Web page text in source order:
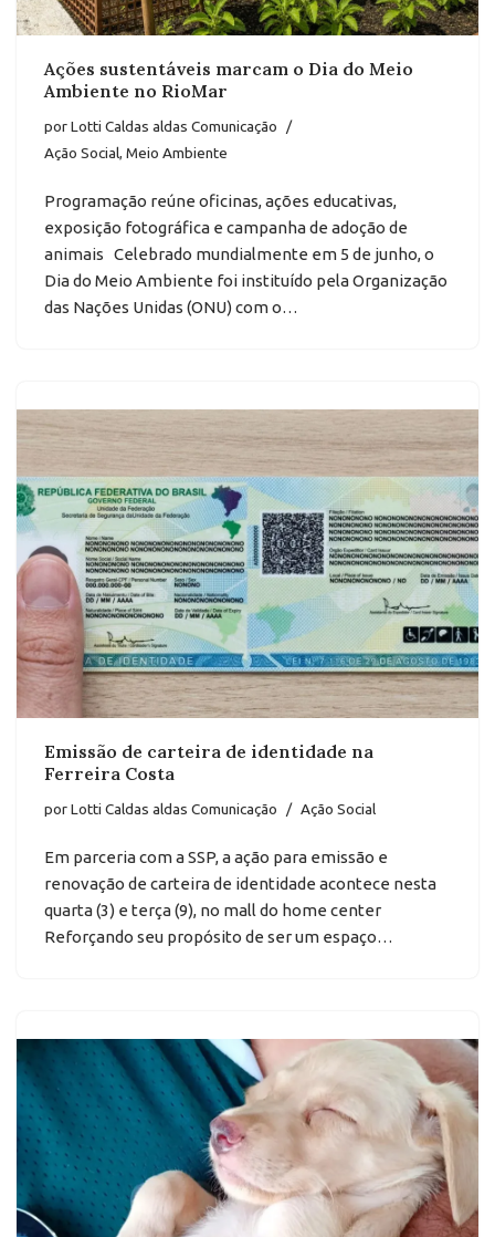
Ações sustentáveis marcam o Dia do Meio
Ambiente no RioMar
porLotti Caldas aldas Comunicação
Ação Social, Meio Ambiente
Programação reúne oficinas, ações educativas,
exposição fotográfica e campanha de adoção de
animais Celebrado mundialmente em 5 de junho, o
Dia do Meio Ambiente foi instituído pela Organização
das Nações Unidas (ONU) com o…
Emissão de carteira de identidade na
Ferreira Costa
porLotti Caldas aldas Comunicação Ação Social
Em parceria com a SSP, a ação para emissão e
renovação de carteira de identidade acontece nesta
quarta (3) e terça (9), no mall do home center
Reforçando seu propósito de ser um espaço…